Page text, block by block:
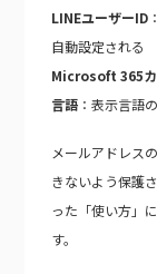
LINEユーザーID
自動設定される
Microsoft 365カ
言語 ：表示言語
メールアドレス
きないよう保護
った「使い方」
す。